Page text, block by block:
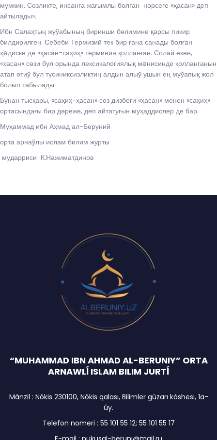
мүмкин. Сөзликте, инсанға жағымлы болған нәрсеге «ҳасан» деп
айтылады».
Ибн Салаҳтың жуўабының биринши бөлимине қарсы пикир
билдирилген. Себеби Термизий тек бир ғана санады болған
ҳəдиске де «ҳасан-саҳиҳ» терминин қолланған. Солай екен,
«ҳасан» сөзи бул орында лексикалогиялық мəнисинде қолланганын
атап өтиў бул түсиниксизликтиң алдын алыў ушын ең муўапық жол
болып табылады.
Бунан тысқары, «саҳиҳ-ҳасан» сөз дизбеги «ҳасан» менен «саҳиҳ»
ортасындағы бир дәреже, деп айтатуғын муҳаддислер де бар.
Муҳаммад ибн Аҳмад ал-Беруний
орта арнаўлы ислам билим журты
мударриси К.Нажиматдинов
“MUHAMMAD IBN AHMAD AL-BERUNIY” ORTA
ARNAWLĺ ISLAM BILIM JURTĺ
Mánzil : Nókis 230100, Nókis qalası, Bilimler gúzarı kóshesi, 1a-
úy.
Telefon nomeri : 55 101 55 12; 55 101 55 17